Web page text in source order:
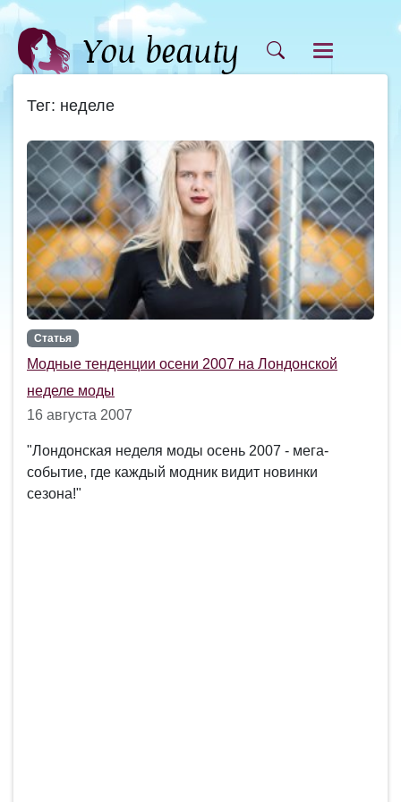
Тег: неделе
Статья
Модные тенденции осени 2007 на Лондонской
неделе моды
16 августа 2007
"Лондонская неделя моды осень 2007 - мега-
событие, где каждый модник видит новинки
сезона!"